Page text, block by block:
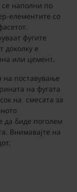
се наполни по
елементите со
фугите
доколку е
или цемент.
поставување
на фугата
на смесата за
да биде поголем
Внимавајте на